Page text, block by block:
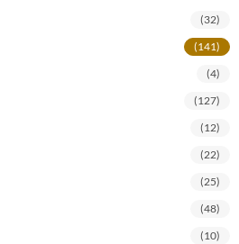
(32)
(141)
(4)
(127)
(12)
(22)
(25)
(48)
(10)